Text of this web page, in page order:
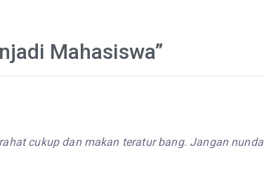
Mahasiswa”
cukup dan makan teratur bang. Jangan nunda